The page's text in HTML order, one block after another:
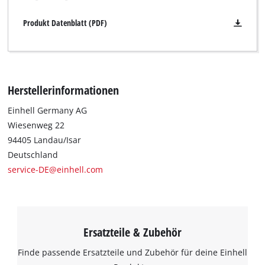
Produkt Datenblatt (PDF)
Herstellerinformationen
Einhell Germany AG
Wiesenweg 22
94405 Landau/Isar
Deutschland
service-DE@einhell.com
Ersatzteile & Zubehör
Finde passende Ersatzteile und Zubehör für deine Einhell